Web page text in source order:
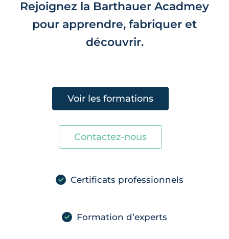
Rejoignez la Barthauer Acadmey
pour apprendre, fabriquer et
découvrir.
Voir les formations
Contactez-nous
Certificats professionnels
Formation d’experts